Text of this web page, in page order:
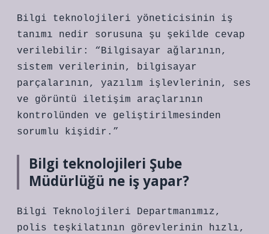
Bilgi teknolojileri yöneticisinin iş
tanımı nedir sorusuna şu şekilde cevap
verilebilir: “Bilgisayar ağlarının,
sistem verilerinin, bilgisayar
parçalarının, yazılım işlevlerinin, ses
ve görüntü iletişim araçlarının
kontrolünden ve geliştirilmesinden
sorumlu kişidir.”
Bilgi teknolojileri Şube
Müdürlüğü ne iş yapar?
Bilgi Teknolojileri Departmanımız,
polis teşkilatının görevlerinin hızlı,